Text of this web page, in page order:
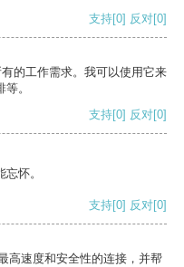
支持[0] 反对[0]
的工作需求。我可以使用它来
。
支持[0] 反对[0]
怀。
支持[0] 反对[0]
高速度和安全性的连接，并帮